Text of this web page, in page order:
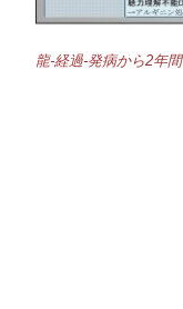
龍-経過-発病から2年間